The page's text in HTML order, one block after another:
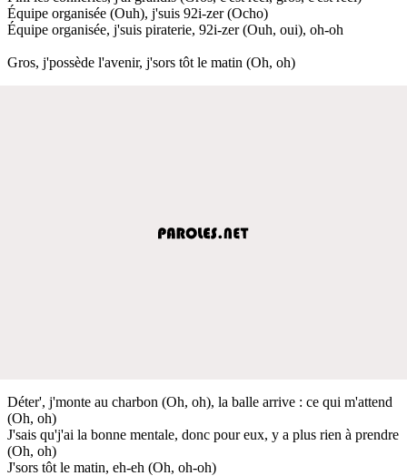
Équipe organisée (Ouh), j'suis 92i-zer (Ocho)
Équipe organisée, j'suis piraterie, 92i-zer (Ouh, oui), oh-oh
Gros, j'possède l'avenir, j'sors tôt le matin (Oh, oh)
Déter', j'monte au charbon (Oh, oh), la balle arrive : ce qui m'attend
(Oh, oh)
J'sais qu'j'ai la bonne mentale, donc pour eux, y a plus rien à prendre
(Oh, oh)
J'sors tôt le matin, eh-eh (Oh, oh-oh)